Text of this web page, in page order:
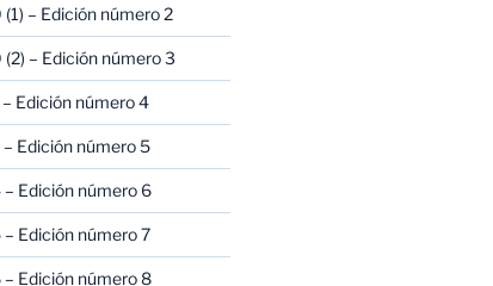
– Edición número 2
– Edición número 3
Edición número 4
Edición número 5
Edición número 6
Edición número 7
Edición número 8